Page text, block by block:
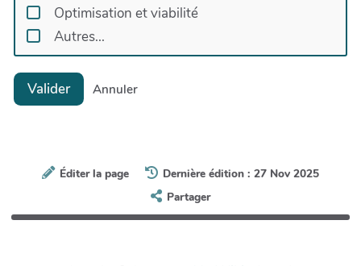
Optimisation et viabilité
Autres...
Valider Annuler
Éditer la page
Dernière édition : 27 Nov 2025
Partager